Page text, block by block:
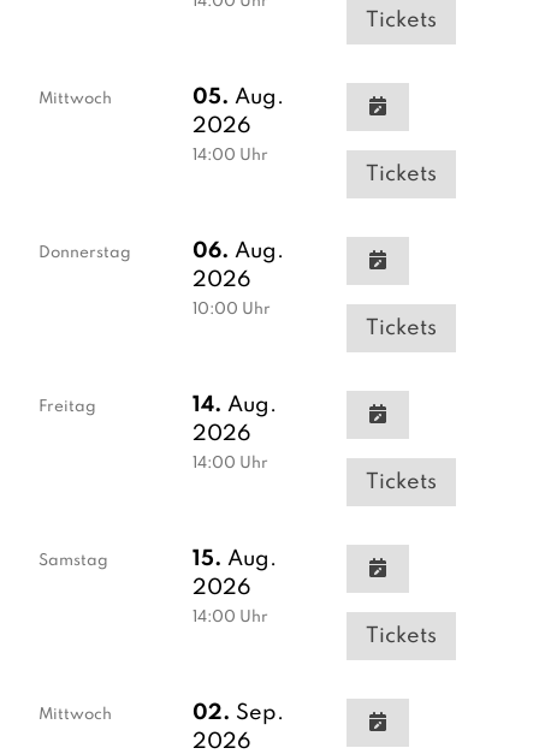
Tickets
Mittwoch 05. Aug.
2026
14:00 Uhr
Tickets
Donnerstag 06. Aug.
2026
10:00 Uhr
Tickets
Freitag 14. Aug.
2026
14:00 Uhr
Tickets
Samstag 15. Aug.
2026
14:00 Uhr
Tickets
Mittwoch 02. Sep.
2026